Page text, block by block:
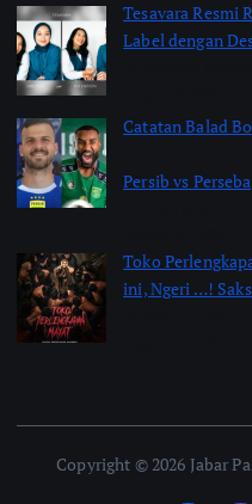
Tesavara Resmi
Label dengan
Catatan Balad
Persib vs
Toko
ini, Ngeri …!
Copyright © 2026 Jabar